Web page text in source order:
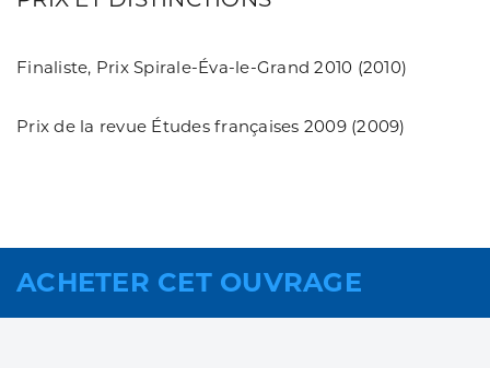
Finaliste, Prix Spirale-Éva-le-Grand 2010 (2010)
Prix de la revue Études françaises 2009 (2009)
ACHETER CET OUVRAGE